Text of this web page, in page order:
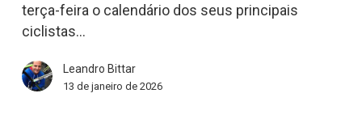
d’Italia
terça-feira o calendário dos seus principais
ciclistas…
Leandro Bittar
13 de janeiro de 2026